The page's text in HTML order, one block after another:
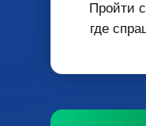
Пройти
где